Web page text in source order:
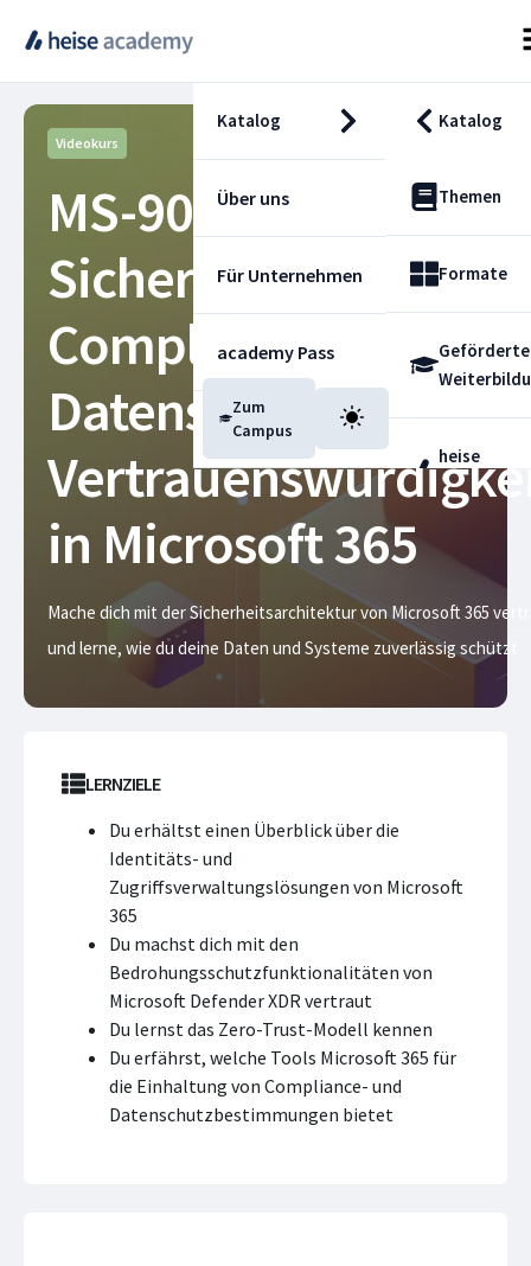
Katalog Katalog
Themen
Formate
Geförderte
heise
Über uns
Für Unternehmen
academy Pass
Blog
Zum
Campus
Videokurs
MS-900 Teil 3:
Sicherheit,
Compliance,
Datenschutz und
in Microsoft 365
Mache dich mit der Sicherheitsarchitektur von Microsoft 365
und lerne, wie du deine Daten und Systeme zuverlässig schützt
LERNZIELE
Du erhältst einen Überblick über die
Identitäts- und
Zugriffsverwaltungslösungen von Microsoft
365
Du machst dich mit den
Bedrohungsschutzfunktionalitäten von
Microsoft Defender XDR vertraut
Du lernst das Zero-Trust-Modell kennen
Du erfährst, welche Tools Microsoft 365 für
die Einhaltung von Compliance- und
Datenschutzbestimmungen bietet